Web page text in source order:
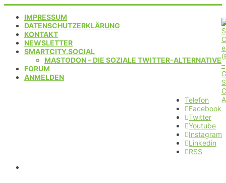
IMPRESSUM
DATENSCHUTZERKLÄRUNG
KONTAKT
NEWSLETTER
SMARTCITY.SOCIAL
MASTODON – DIE SOZIALE TWITTER-ALTERNATIVE
FORUM
ANMELDEN
Telefon
Facebook
Twitter
Youtube
Instagram
Linkedin
RSS